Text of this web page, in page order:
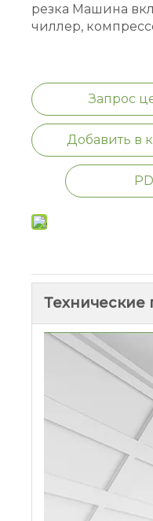
резка Машина
чиллер,
Запрос
Добавить в
Технические